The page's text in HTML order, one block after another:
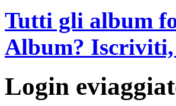
Tutti gli album
Album? Iscriviti,
Login